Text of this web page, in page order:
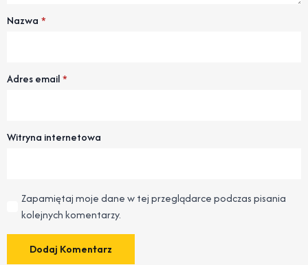
Nazwa *
Adres email*
Witryna internetowa
Zapamiętaj moje dane w tej przeglądarce podczas pisania
kolejnych komentarzy.